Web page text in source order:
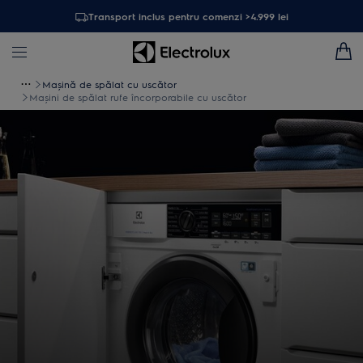
Transport inclus pentru comenzi >4.999 lei
Mașină de spălat cu uscător
Maşini de spălat rufe încorporabile cu uscător